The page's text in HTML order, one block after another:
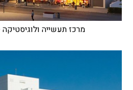
מרכז תעשייה